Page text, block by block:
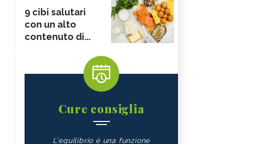
9 cibi salutari
con un alto
contenuto di...
Cure consiglia
L'equilibrio è una funzione